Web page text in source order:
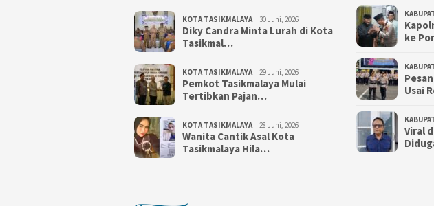
KOTA TASIKMALAYA 30 Juni, 2026
Diky Candra Minta Lurah di Kota
Tasikmal…
KOTA TASIKMALAYA 29 Juni, 2026
Pemkot Tasikmalaya Mulai
Tertibkan Pajan…
KOTA TASIKMALAYA 28 Juni, 2026
Wanita Cantik Asal Kota
Tasikmalaya Hila…
ke
Usai
Viral